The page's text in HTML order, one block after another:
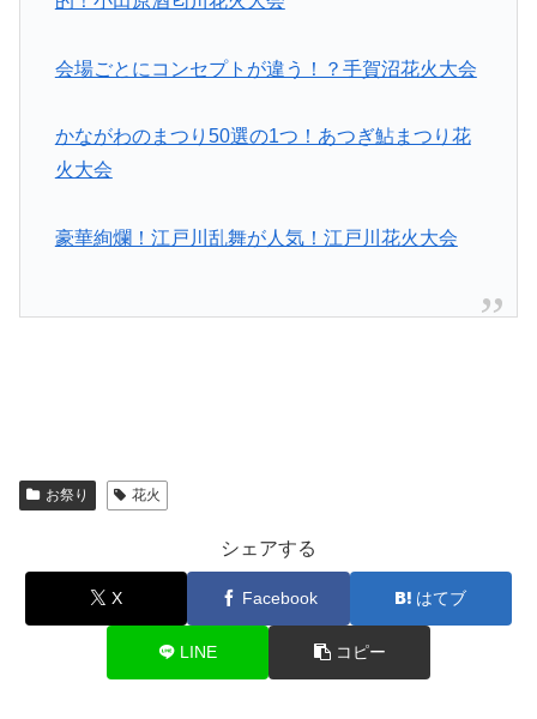
会場ごとにコンセプトが違う！？手賀沼花火大会
かながわのまつり50選の1つ！あつぎ鮎まつり花
火大会
豪華絢爛！江戸川乱舞が人気！江戸川花火大会
お祭り 花火
シェアする
X Facebook はてブ
LINE コピー